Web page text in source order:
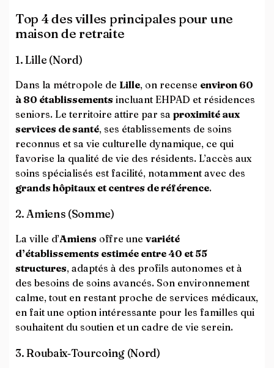
Top 4 des villes principales pour une
maison de retraite
1. Lille (Nord)
Dans la métropole de Lille, on recense environ 60
à 80 établissements incluant EHPAD et résidences
seniors. Le territoire attire par sa proximité aux
services de santé, ses établissements de soins
reconnus et sa vie culturelle dynamique, ce qui
favorise la qualité de vie des résidents. L’accès aux
soins spécialisés est facilité, notamment avec des
grands hôpitaux et centres de référence.
2. Amiens (Somme)
La ville d’Amiens offre une variété
d’établissements estimée entre 40 et 55
structures, adaptés à des profils autonomes et à
des besoins de soins avancés. Son environnement
calme, tout en restant proche de services médicaux,
en fait une option intéressante pour les familles qui
souhaitent du soutien et un cadre de vie serein.
3. Roubaix‑Tourcoing (Nord)